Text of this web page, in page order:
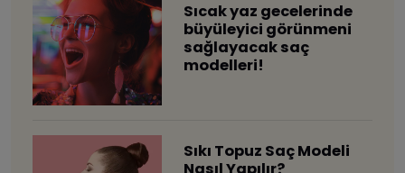
Sıcak yaz gecelerinde
büyüleyici görünmeni
sağlayacak saç
modelleri!
Sıkı Topuz Saç Modeli